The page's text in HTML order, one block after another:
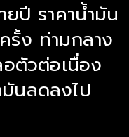
ยปี ราคาน้ำมัน
รั้ง ท่ามกลาง
อตัวต่อเนื่อง
มันลดลงไป